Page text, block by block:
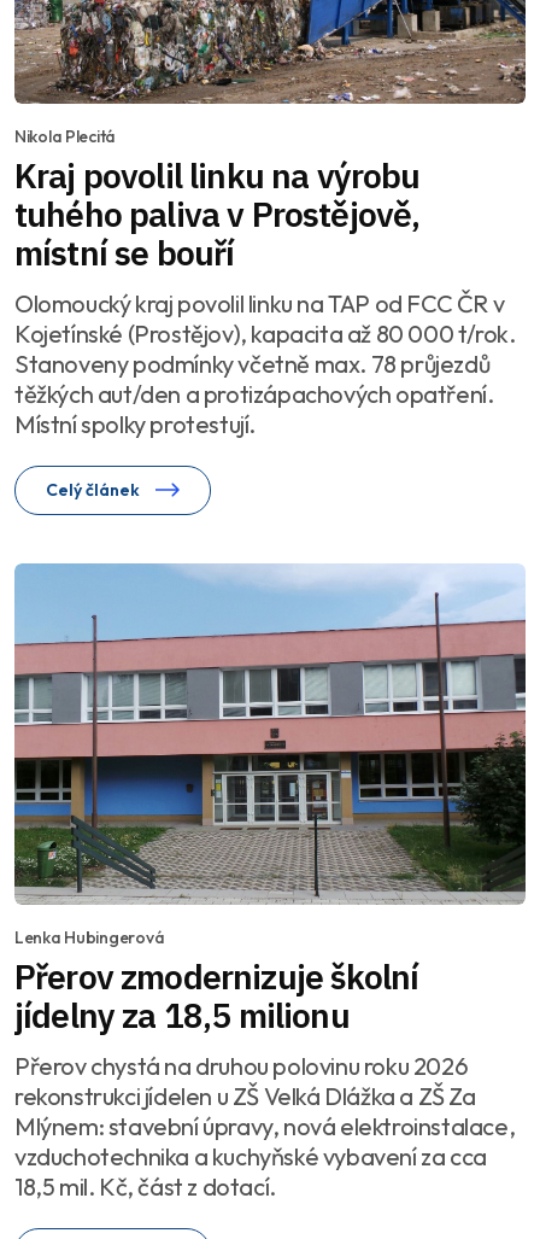
Nikola Plecitá
Kraj povolil linku na výrobu
tuhého paliva v Prostějově,
místní se bouří
Olomoucký kraj povolil linku na TAP od FCC ČR v
Kojetínské (Prostějov), kapacita až 80 000 t/rok.
Stanoveny podmínky včetně max. 78 průjezdů
těžkých aut/den a protizápachových opatření.
Místní spolky protestují.
Celý článek
Lenka Hubingerová
Přerov zmodernizuje školní
jídelny za 18,5 milionu
Přerov chystá na druhou polovinu roku 2026
rekonstrukci jídelen u ZŠ Velká Dlážka a ZŠ Za
Mlýnem: stavební úpravy, nová elektroinstalace,
vzduchotechnika a kuchyňské vybavení za cca
18,5 mil. Kč, část z dotací.